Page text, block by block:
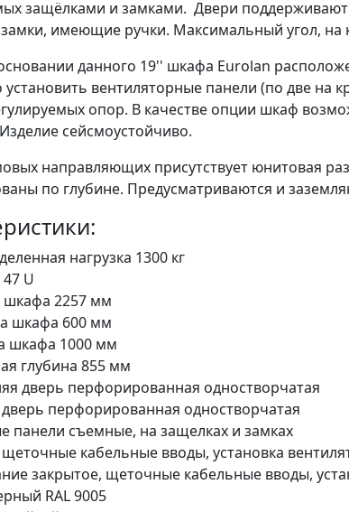
защёлками и замками. Двери поддерживают
имеющие ручки. Максимальный угол, на
данного 19'' шкафа Eurolan
вентиляторные панели (по две на
опор. В качестве опции шкаф
сейсмоустойчиво.
направляющих присутствует юнитовая
по глубине. Предусматриваются и
нагрузка 1300 кг
U
шкафа 2257 мм
шкафа 600 мм
шкафа 1000 мм
глубина 855 мм
дверь перфорированная одностворчатая
перфорированная одностворчатая
панели съемные, на защелках и замках
кабельные вводы, установка
закрытое, щеточные кабельные вводы,
RAL 9005